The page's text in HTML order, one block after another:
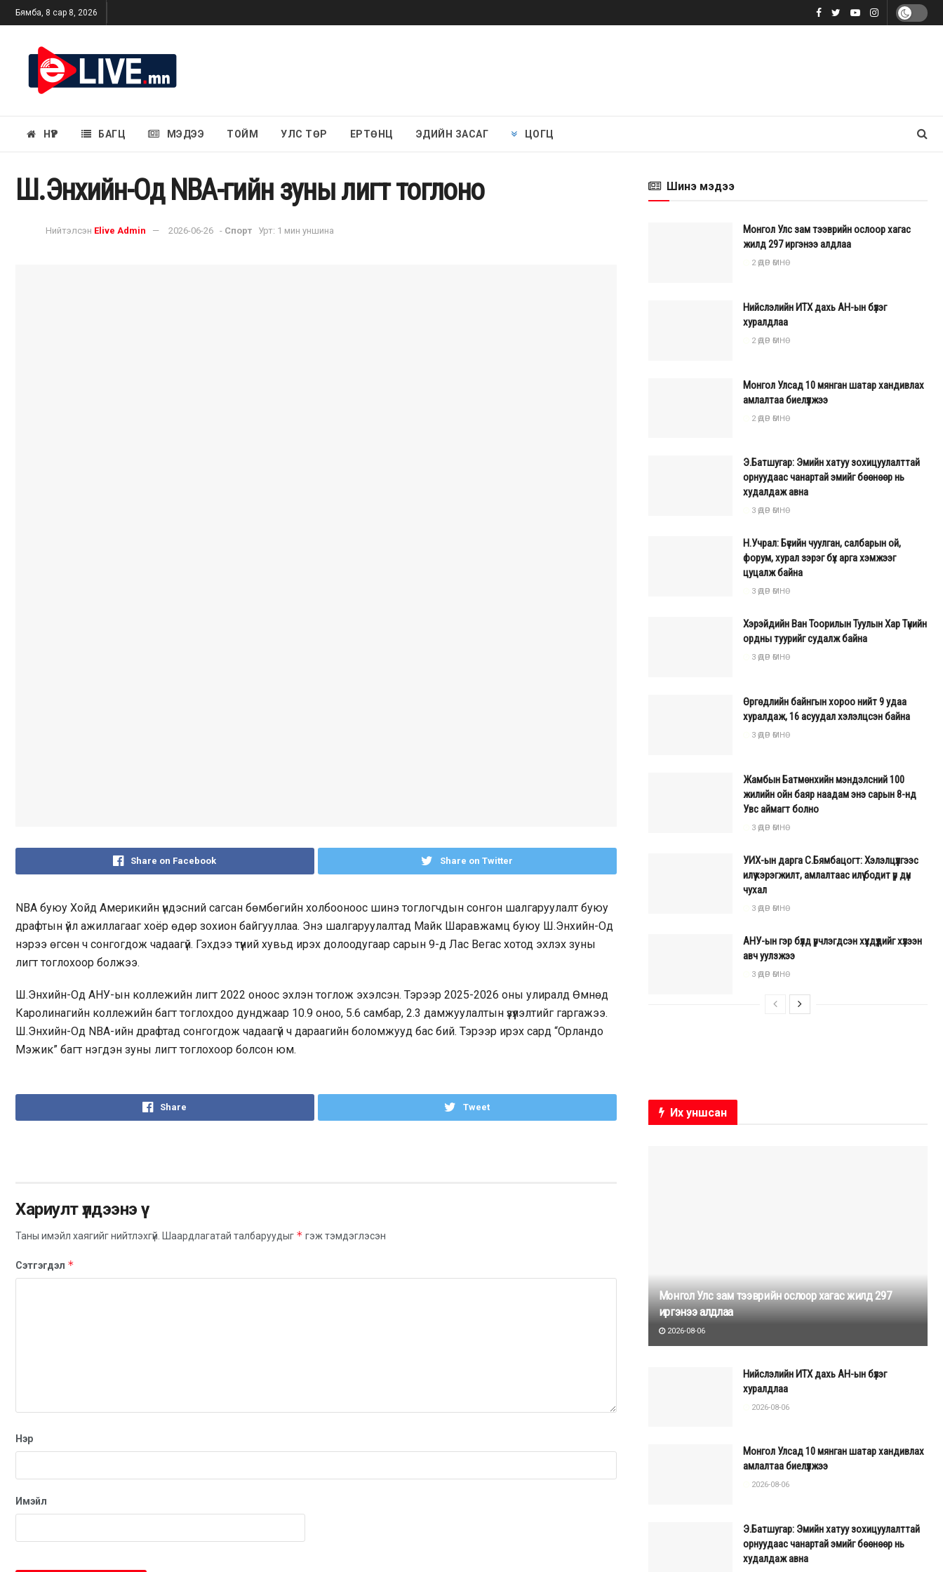
Бямба, 8 сар 8, 2026
НҮҮР БАГЦ МЭДЭЭ ТОЙМ УЛС ТӨР ЕРТӨНЦ ЭДИЙН ЗАСАГ ЦОГЦ
Ш.Энхийн-Од NBA-гийн зуны лигт тоглоно
Нийтэлсэн Elive Admin 2026-06-26 - Спорт Урт: 1 мин уншина
Share on Facebook Share on Twitter
NBA буюу Хойд Америкийн үндэсний сагсан бөмбөгийн холбооноос шинэ тоглогчдын сонгон шалгаруулалт буюу
драфтын үйл ажиллагааг хоёр өдөр зохион байгууллаа. Энэ шалгаруулалтад Майк Шаравжамц буюу Ш.Энхийн-Од
нэрээ өгсөн ч сонгогдож чадаагүй. Гэхдээ түүний хувьд ирэх долоодугаар сарын 9-д Лас Вегас хотод эхлэх зуны
лигт тоглохоор болжээ.
Ш.Энхийн-Од АНУ-ын коллежийн лигт 2022 оноос эхлэн тоглож эхэлсэн. Тэрээр 2025-2026 оны улиралд Өмнөд
Каролинагийн коллежийн багт тоглохдоо дунджаар 10.9 оноо, 5.6 самбар, 2.3 дамжуулалтын үзүүлэлтийг гаргажээ.
Ш.Энхийн-Од NBA-ийн драфтад сонгогдож чадаагүй ч дараагийн боломжууд бас бий. Тэрээр ирэх сард “Орландо
Мэжик” багт нэгдэн зуны лигт тоглохоор болсон юм.
Share Tweet
Хариулт үлдээнэ үү
Таны имэйл хаягийг нийтлэхгүй. Шаардлагатай талбаруудыг * гэж тэмдэглэсэн
Сэтгэгдэл *
Нэр
Имэйл
Шинэ мэдээ
Монгол Улс зам тээврийн ослоор хагас
жилд 297 иргэнээ алдлаа
2 ӨДӨР ӨМНӨ
Нийслэлийн ИТХ дахь АН-ын бүлэг
хуралдлаа
2 ӨДӨР ӨМНӨ
Монгол Улсад 10 мянган шатар хандивлах
амлалтаа биелүүлжээ
2 ӨДӨР ӨМНӨ
Э.Батшугар: Эмийн хатуу зохицуулалттай
орнуудаас чанартай эмийг бөөнөөр нь
худалдаж авна
3 ӨДӨР ӨМНӨ
Н.Учрал: Бүсийн чуулган, салбарын ой,
форум, хурал зэрэг бүх арга хэмжээг
цуцалж байна
3 ӨДӨР ӨМНӨ
Хэрэйдийн Ван Тоорилын Туулын Хар Түнийн
ордны туурийг судалж байна
3 ӨДӨР ӨМНӨ
Өргөдлийн байнгын хороо нийт 9 удаа
хуралдаж, 16 асуудал хэлэлцсэн байна
3 ӨДӨР ӨМНӨ
Жамбын Батмөнхийн мэндэлсний 100
жилийн ойн баяр наадам энэ сарын 8-нд
Увс аймагт болно
3 ӨДӨР ӨМНӨ
УИХ-ын дарга С.Бямбацогт: Хэлэлцүүлгээс
илүү хэрэгжилт, амлалтаас илүү бодит үр дүн
чухал
3 ӨДӨР ӨМНӨ
АНУ-ын гэр бүлд үрчлэгдсэн хүүхдүүдийг хүлээн
авч уулзжээ
3 ӨДӨР ӨМНӨ
Их уншсан
Монгол Улс зам тээврийн ослоор хагас жилд 297
иргэнээ алдлаа
2026-08-06
Нийслэлийн ИТХ дахь АН-ын бүлэг
хуралдлаа
2026-08-06
Монгол Улсад 10 мянган шатар хандивлах
амлалтаа биелүүлжээ
2026-08-06
Э.Батшугар: Эмийн хатуу зохицуулалттай
орнуудаас чанартай эмийг бөөнөөр нь
худалдаж авна